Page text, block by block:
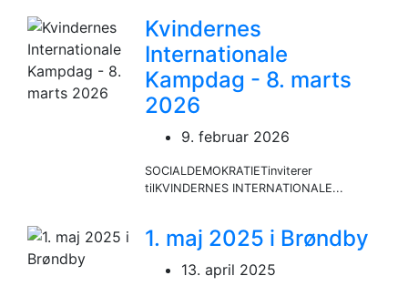
Kvindernes
Internationale
Kampdag - 8. marts
2026
9. februar 2026
SOCIALDEMOKRATIETinviterer
tilKVINDERNES INTERNATIONALE...
1. maj 2025 i Brøndby
13. april 2025